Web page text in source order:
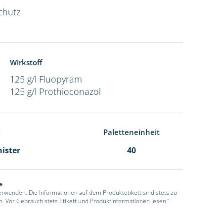
Wirkstoff
125 g/l Fluopyram
125 g/l Prothioconazol
Paletteneinheit
40
Die Informationen auf dem Produktetikett sind stets zu
Vor Gebrauch stets Etikett und Produktinformationen lesen.“